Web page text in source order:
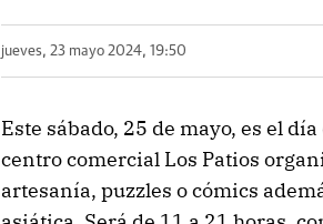
jueves, 23 mayo 2024, 19:50
Este sábado, 25 de mayo, es el
centro comercial Los Patios
artesanía, puzzles o cómics